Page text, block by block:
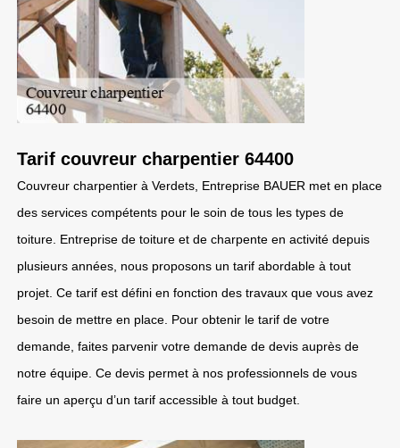
Tarif couvreur charpentier 64400
Couvreur charpentier à Verdets, Entreprise BAUER met en place
des services compétents pour le soin de tous les types de
toiture. Entreprise de toiture et de charpente en activité depuis
plusieurs années, nous proposons un tarif abordable à tout
projet. Ce tarif est défini en fonction des travaux que vous avez
besoin de mettre en place. Pour obtenir le tarif de votre
demande, faites parvenir votre demande de devis auprès de
notre équipe. Ce devis permet à nos professionnels de vous
faire un aperçu d’un tarif accessible à tout budget.